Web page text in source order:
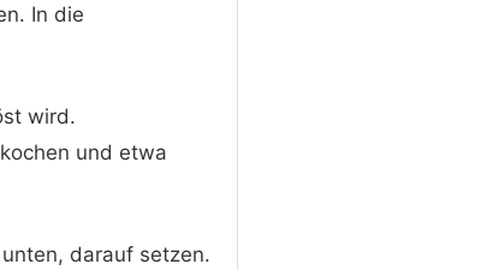
In die
wird.
und etwa
darauf setzen.